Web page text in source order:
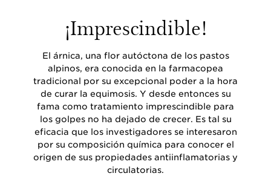
¡Imprescindible!
El árnica, una flor autóctona de los pastos
alpinos, era conocida en la farmacopea
tradicional por su excepcional poder a la hora
de curar la equimosis. Y desde entonces su
fama como tratamiento imprescindible para
los golpes no ha dejado de crecer. Es tal su
eficacia que los investigadores se interesaron
por su composición química para conocer el
origen de sus propiedades antiinflamatorias y
circulatorias.